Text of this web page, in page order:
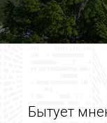
Бытует